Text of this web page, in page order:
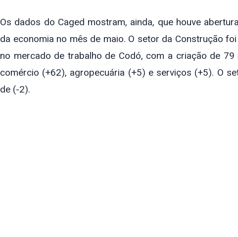
Os dados do Caged mostram, ainda, que houve
da economia no mês de maio. O setor da Construção
no mercado de trabalho de Codó, com a criação de
comércio (+62), agropecuária (+5) e serviços (+5). O
de (-2).